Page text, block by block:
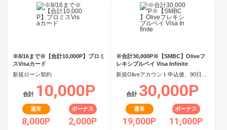
※8/16まで※【合計10,000P】プロミ
スVisaカード
新規ローン契約
合計 10,000P
通常
8,000P
ボーナス
2,000P
※合計30,000P※【SMBC】Oliveフ
レキシブルペイ Visa Infinite
合計 30,000P
通常
19,000P
ボーナス
11,000P